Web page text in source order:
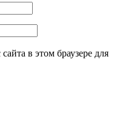
в этом браузере для